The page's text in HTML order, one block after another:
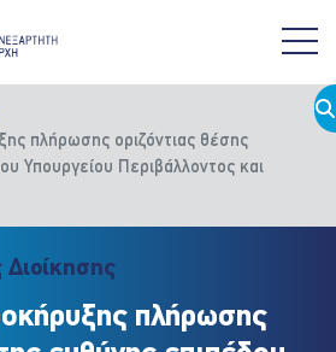
πλήρωσης οριζόντιας θέσης
Υπουργείου Περιβάλλοντος και
Διοίκησης
πλήρωσης